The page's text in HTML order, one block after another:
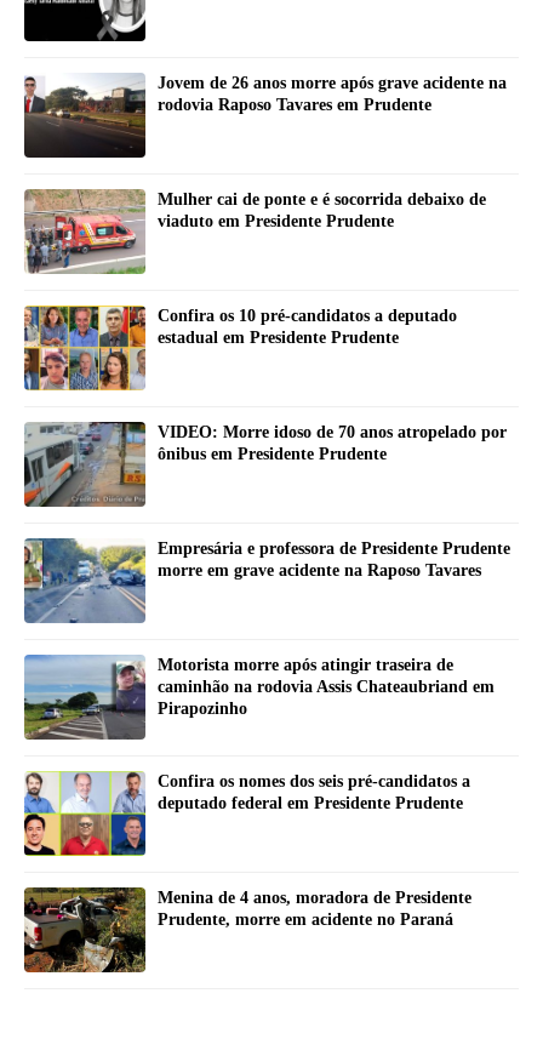
Jovem de 26 anos morre após grave acidente na
rodovia Raposo Tavares em Prudente
Mulher cai de ponte e é socorrida debaixo de
viaduto em Presidente Prudente
Confira os 10 pré-candidatos a deputado
estadual em Presidente Prudente
VIDEO: Morre idoso de 70 anos atropelado por
ônibus em Presidente Prudente
Empresária e professora de Presidente Prudente
morre em grave acidente na Raposo Tavares
Motorista morre após atingir traseira de
caminhão na rodovia Assis Chateaubriand em
Pirapozinho
Confira os nomes dos seis pré-candidatos a
deputado federal em Presidente Prudente
Menina de 4 anos, moradora de Presidente
Prudente, morre em acidente no Paraná